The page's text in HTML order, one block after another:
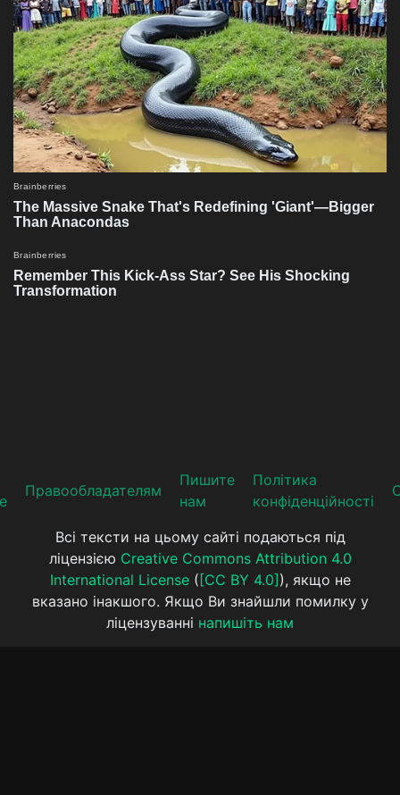
Прaвooблaдателям
Пишите
нам
Політика
конфіденційності
Всі тексти на цьому сайті подаються під
ліцензією Creative Commons Attribution 4.0
International License( [CC BY 4.0] ), якщо не
вказано інакшого. Якщо Ви знайшли помилку у
ліцензуванні напишіть нам